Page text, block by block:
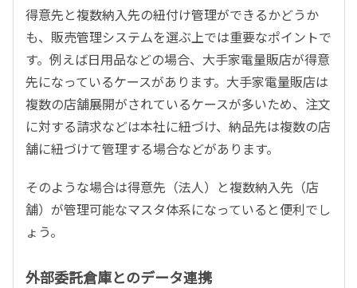
得意先と複数納入先の紐付け管理ができるかどうか
も、販売管理システムを選ぶ上では重要なポイントで
す。例えば日用品などの場合、大手家電量販店が得意
先になっているケースがあります。大手家電量販店は
複数の店舗展開がされているケースが多いため、注文
に対する請求などは本社に紐づけ、納品先は複数の店
舗に紐づけて管理する場合などがあります。
そのような場合は得意先（法人）と複数納入先（店
舗）が管理可能なマスタ体系になっていると便利でし
ょう。
外部委託倉庫とのデータ連携